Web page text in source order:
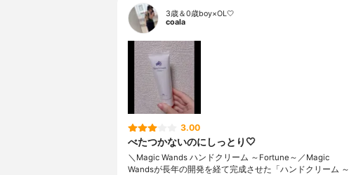
3歳＆0歳boy×OL🤍
coala
3.00
べたつかないのにしっとり🤍
＼Magic Wands ハンドクリーム ～Fortune～／Magic
Wandsが長年の開発を経て完成させた「ハンドクリーム ～